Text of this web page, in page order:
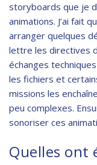
storyboards que je
animations. J’ai fait
arranger quelques
lettre les directives
échanges
les fichiers et
missions les
peu complexes.
sonoriser ces
Quelles ont